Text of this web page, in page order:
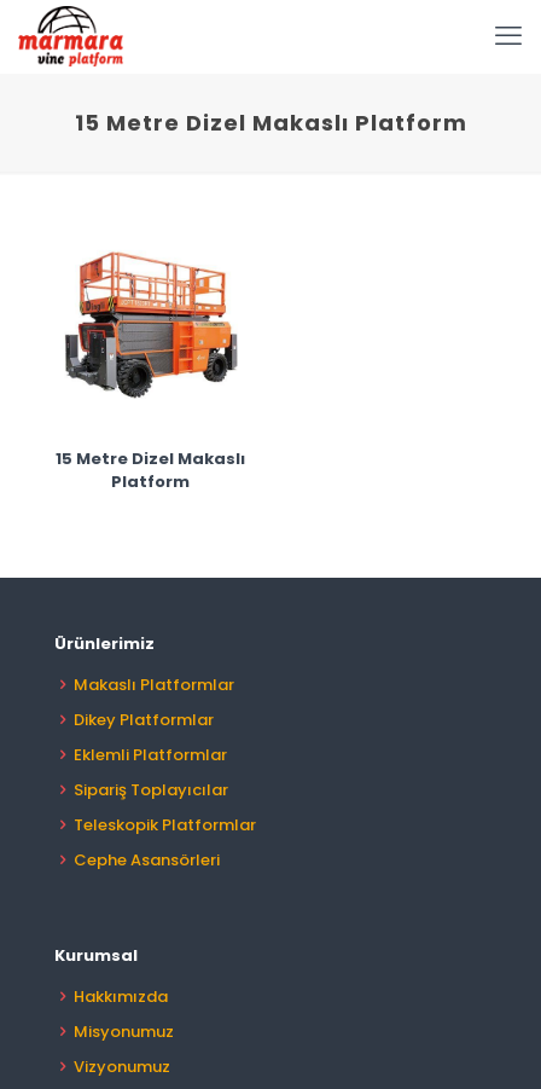
15 Metre Dizel Makaslı Platform
15 Metre Dizel Makaslı
Platform
Ürünlerimiz
Makaslı Platformlar
Dikey Platformlar
Eklemli Platformlar
Sipariş Toplayıcılar
Teleskopik Platformlar
Cephe Asansörleri
Kurumsal
Hakkımızda
Misyonumuz
Vizyonumuz